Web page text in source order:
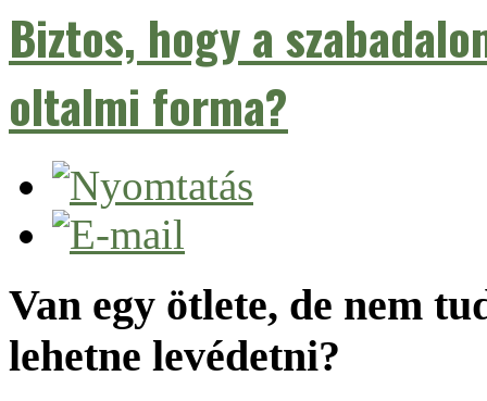
Biztos, hogy a
oltalmi forma?
Van egy ötlete, de nem
lehetne levédetni?